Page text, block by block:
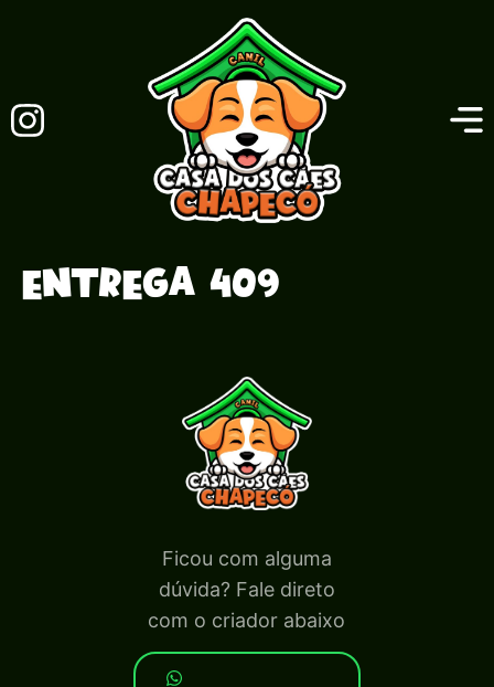
Entrega 409
Ficou com alguma
dúvida? Fale direto
com o criador abaixo